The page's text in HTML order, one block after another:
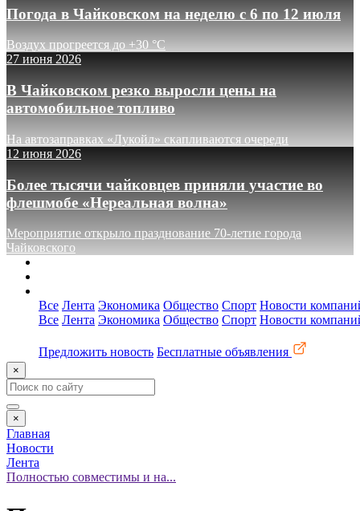
Погода в Чайковском на неделю с 6 по 12 июля
Воздух прогреется до +30 °C
27 июня 2026
В Чайковском резко выросли цены на
автомобильное топливо
На автозаправках «Лукойл» скапливаются очереди
12 июня 2026
Более тысячи чайковцев приняли участие во
флешмобе «Нереальная волна»
Мероприятие открыло празднование 70-летие города
Чайковского
Все Лента Экономика Общество Спорт Новости
Все Лента Экономика Общество Спорт Новости
Предложить новость Бесплатные объявления
×
×
Главная
Новости
Лента
Полностью совместимы и на...